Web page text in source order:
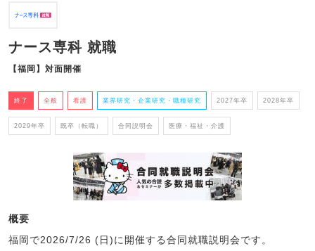
ナース専科 就職
【福岡】対面開催
終了 全般 看護 業界研究・企業研究・職種研究 2027年卒 2028年卒
2029年卒 既卒（転職） 合同説明会 医療・福祉・介護
概要
福岡で2026/7/26 (日)に開催する合同就職説明会です。